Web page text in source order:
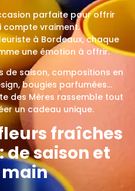
parfaite pour offrir
vraiment.
à Bordeaux, chaque
une émotion à offrir.
de saison, compositions en
bougies parfumées…
des Mères rassemble tout
un cadeau unique.
fraîches
de saison et